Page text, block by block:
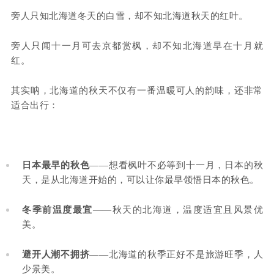
旁人只知北海道冬天的白雪，却不知北海道秋天的红叶。
旁人只闻十一月可去京都赏枫，却不知北海道早在十月就
红。
其实呐，北海道的秋天不仅有一番温暖可人的韵味，还非常
适合出行：
日本最早的秋色——想看枫叶不必等到十一月，日本的秋
天，是从北海道开始的，可以让你最早领悟日本的秋色。
冬季前温度最宜——秋天的北海道，温度适宜且风景优
美。
避开人潮不拥挤——北海道的秋季正好不是旅游旺季，人
少景美。